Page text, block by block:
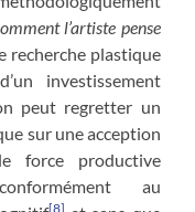
l’artiste pense
recherche plastique
investissement
peut regretter un
sur une acception
force productive
au
[8]